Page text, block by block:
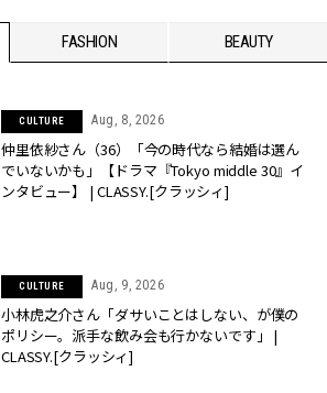
FASHION BEAUTY
CULTURE Aug, 8, 2026
仲里依紗さん（36）「今の時代なら結婚は選ん
でいないかも」【ドラマ『Tokyo middle 30』イ
ンタビュー】 | CLASSY.[クラッシィ]
CULTURE Aug, 9, 2026
小林虎之介さん「ダサいことはしない、が僕の
ポリシー。派手な飲み会も行かないです」 |
CLASSY.[クラッシィ]